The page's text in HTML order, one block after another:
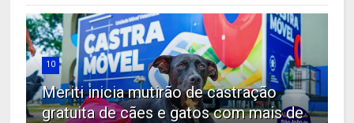
10
Meriti inicia mutirão de castração
gratuita de cães e gatos com mais de